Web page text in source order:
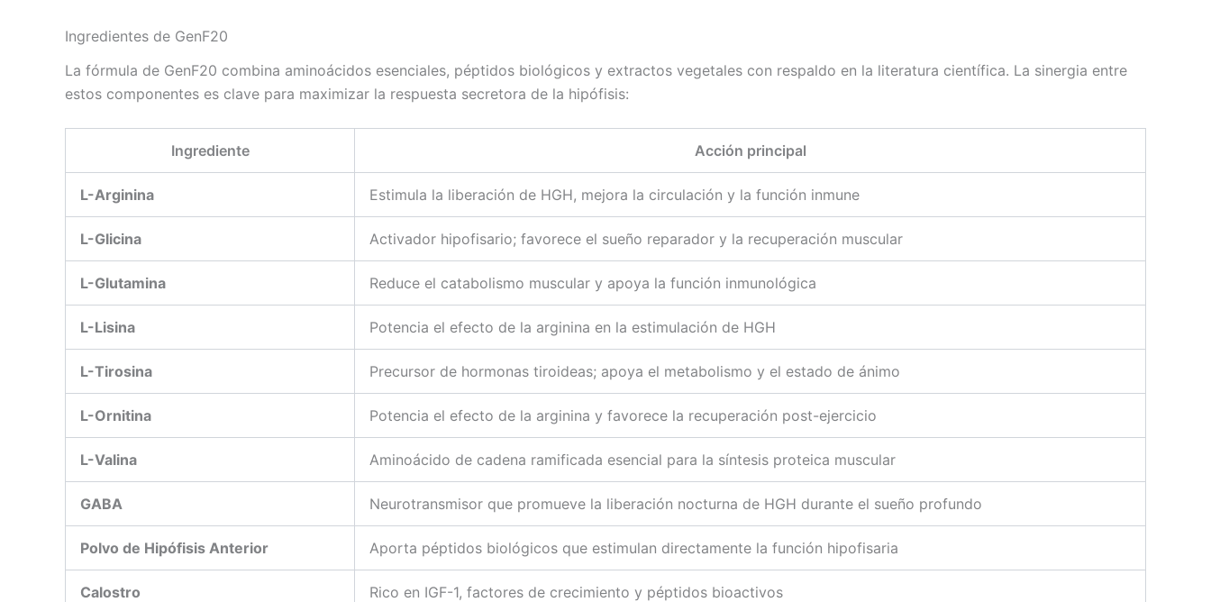
Ingredientes de GenF20
La fórmula de GenF20 combina aminoácidos esenciales, péptidos biológicos y extractos vegetales con respaldo en la literatura científica. La sinergia entre
estos componentes es clave para maximizar la respuesta secretora de la hipófisis:
Ingrediente Acción principal
L-Arginina Estimula la liberación de HGH, mejora la circulación y la función inmune
L-Glicina Activador hipofisario; favorece el sueño reparador y la recuperación muscular
L-Glutamina Reduce el catabolismo muscular y apoya la función inmunológica
L-Lisina Potencia el efecto de la arginina en la estimulación de HGH
L-Tirosina Precursor de hormonas tiroideas; apoya el metabolismo y el estado de ánimo
L-Ornitina Potencia el efecto de la arginina y favorece la recuperación post-ejercicio
L-Valina Aminoácido de cadena ramificada esencial para la síntesis proteica muscular
GABA Neurotransmisor que promueve la liberación nocturna de HGH durante el sueño profundo
Polvo de Hipófisis Anterior Aporta péptidos biológicos que estimulan directamente la función hipofisaria
Calostro Rico en IGF-1, factores de crecimiento y péptidos bioactivos